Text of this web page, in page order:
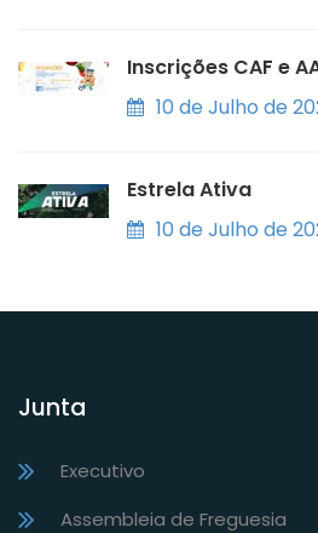
Inscrições CAF e
10 de Julho de
Estrela Ativa
10 de Julho de
Junta
Executivo
Assembleia de Freguesia